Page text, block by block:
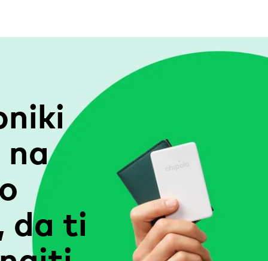
da ti